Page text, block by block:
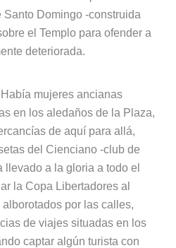
Domingo -construida
el Templo para ofender a
deteriorada.
mujeres ancianas
en los aledaños de la Plaza,
de aquí para allá,
del Cienciano -club de
a la gloria a todo el
la Copa Libertadores al
por las calles,
de viajes situadas en los
captar algún turista con